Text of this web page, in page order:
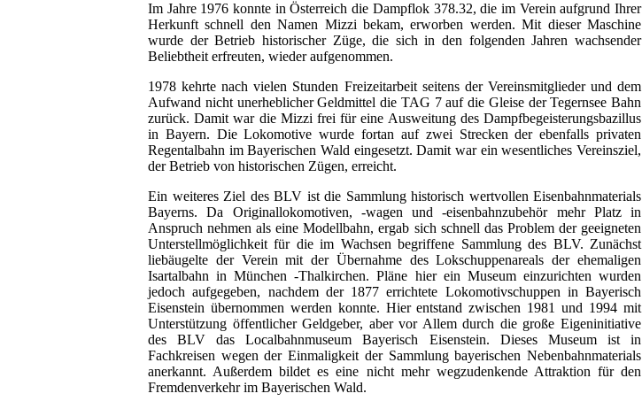
Im Jahre 1976 konnte in Österreich die Dampflok 378.32, die im Verein aufgrund Ihrer
Herkunft schnell den Namen Mizzi bekam, erworben werden. Mit dieser Maschine
wurde der Betrieb historischer Züge, die sich in den folgenden Jahren wachsender
Beliebtheit erfreuten, wieder aufgenommen.
1978 kehrte nach vielen Stunden Freizeitarbeit seitens der Vereinsmitglieder und dem
Aufwand nicht unerheblicher Geldmittel die TAG 7 auf die Gleise der Tegernsee Bahn
zurück. Damit war die Mizzi frei für eine Ausweitung des Dampfbegeisterungsbazillus
in Bayern. Die Lokomotive wurde fortan auf zwei Strecken der ebenfalls privaten
Regentalbahn im Bayerischen Wald eingesetzt. Damit war ein wesentliches Vereinsziel,
der Betrieb von historischen Zügen, erreicht.
Ein weiteres Ziel des BLV ist die Sammlung historisch wertvollen Eisenbahnmaterials
Bayerns. Da Originallokomotiven, -wagen und -eisenbahnzubehör mehr Platz in
Anspruch nehmen als eine Modellbahn, ergab sich schnell das Problem der geeigneten
Unterstellmöglichkeit für die im Wachsen begriffene Sammlung des BLV. Zunächst
liebäugelte der Verein mit der Übernahme des Lokschuppenareals der ehemaligen
Isartalbahn in München -Thalkirchen. Pläne hier ein Museum einzurichten wurden
jedoch aufgegeben, nachdem der 1877 errichtete Lokomotivschuppen in Bayerisch
Eisenstein übernommen werden konnte. Hier entstand zwischen 1981 und 1994 mit
Unterstützung öffentlicher Geldgeber, aber vor Allem durch die große Eigeninitiative
des BLV das Localbahnmuseum Bayerisch Eisenstein. Dieses Museum ist in
Fachkreisen wegen der Einmaligkeit der Sammlung bayerischen Nebenbahnmaterials
anerkannt. Außerdem bildet es eine nicht mehr wegzudenkende Attraktion für den
Fremdenverkehr im Bayerischen Wald.